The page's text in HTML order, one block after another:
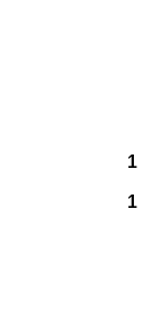
1
1